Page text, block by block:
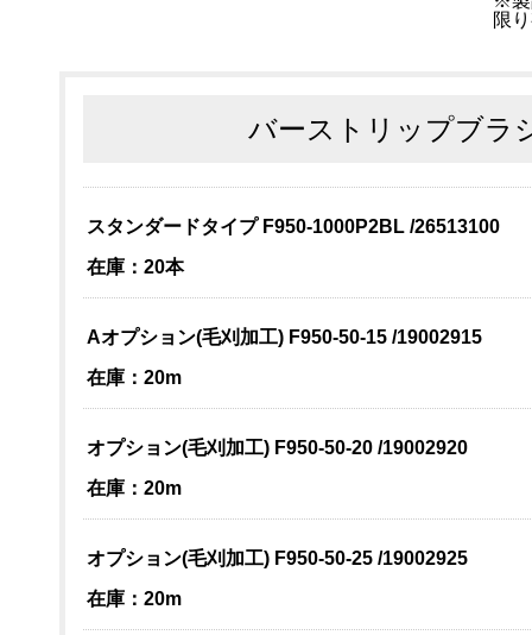
限
バーストリップブ
スタンダードタイプ F950-1000P2BL /26513100
在庫：20本
Aオプション(毛刈加工) F950-50-15 /19002915
在庫：20m
オプション(毛刈加工) F950-50-20 /19002920
在庫：20m
オプション(毛刈加工) F950-50-25 /19002925
在庫：20m